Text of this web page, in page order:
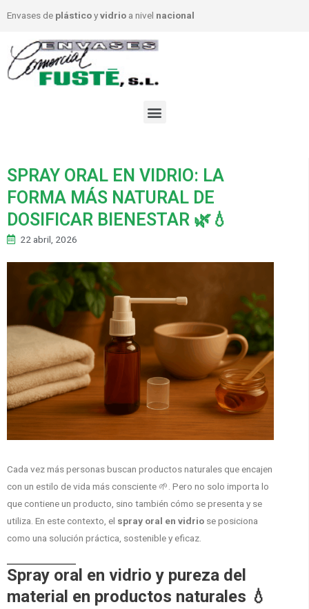
Envases de plásticoyvidrio a nivel nacional
SPRAY ORAL EN VIDRIO: LA
FORMA MÁS NATURAL DE
DOSIFICAR BIENESTAR 🌿💧
22 abril, 2026
Cada vez más personas buscan productos naturales que encajen
con un estilo de vida más consciente 🌱. Pero no solo importa lo
que contiene un producto, sino también cómo se presenta y se
utiliza. En este contexto, el spray oral en vidrio se posiciona
como una solución práctica, sostenible y eficaz.
Spray oral en vidrio y pureza del
material en productos naturales 💧